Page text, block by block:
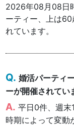
2026年08月08日
ーティー、上は
れています。
婚活パーティ
ーが開催されてい
平日0件、週末
時期によって変動